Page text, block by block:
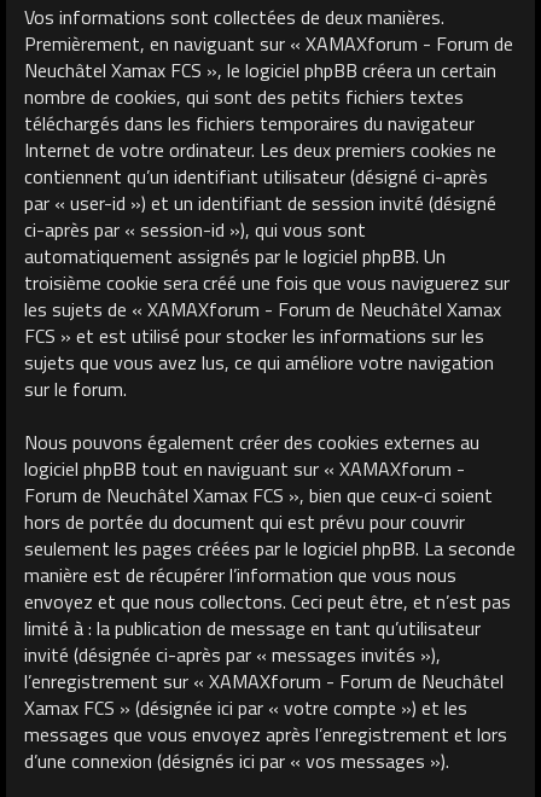
Vos informations sont collectées de deux manières.
Premièrement, en naviguant sur « XAMAXforum - Forum de
Neuchâtel Xamax FCS », le logiciel phpBB créera un certain
nombre de cookies, qui sont des petits fichiers textes
téléchargés dans les fichiers temporaires du navigateur
Internet de votre ordinateur. Les deux premiers cookies ne
contiennent qu’un identifiant utilisateur (désigné ci-après
par « user-id ») et un identifiant de session invité (désigné
ci-après par « session-id »), qui vous sont
automatiquement assignés par le logiciel phpBB. Un
troisième cookie sera créé une fois que vous naviguerez sur
les sujets de « XAMAXforum - Forum de Neuchâtel Xamax
FCS » et est utilisé pour stocker les informations sur les
sujets que vous avez lus, ce qui améliore votre navigation
sur le forum.
Nous pouvons également créer des cookies externes au
logiciel phpBB tout en naviguant sur « XAMAXforum -
Forum de Neuchâtel Xamax FCS », bien que ceux-ci soient
hors de portée du document qui est prévu pour couvrir
seulement les pages créées par le logiciel phpBB. La seconde
manière est de récupérer l’information que vous nous
envoyez et que nous collectons. Ceci peut être, et n’est pas
limité à : la publication de message en tant qu’utilisateur
invité (désignée ci-après par « messages invités »),
l’enregistrement sur « XAMAXforum - Forum de Neuchâtel
Xamax FCS » (désignée ici par « votre compte ») et les
messages que vous envoyez après l’enregistrement et lors
d’une connexion (désignés ici par « vos messages »).